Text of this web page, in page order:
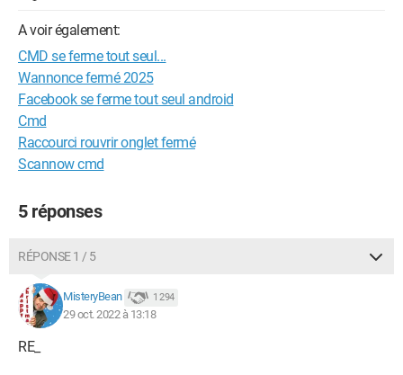
Merci d'avance !
A voir également:
CMD se ferme tout seul...
Wannonce fermé 2025
Facebook se ferme tout seul android
Cmd
Raccourci rouvrir onglet fermé
Scannow cmd
5 réponses
RÉPONSE 1 / 5
MisteryBean 1 294
29 oct. 2022 à 13:18
RE_